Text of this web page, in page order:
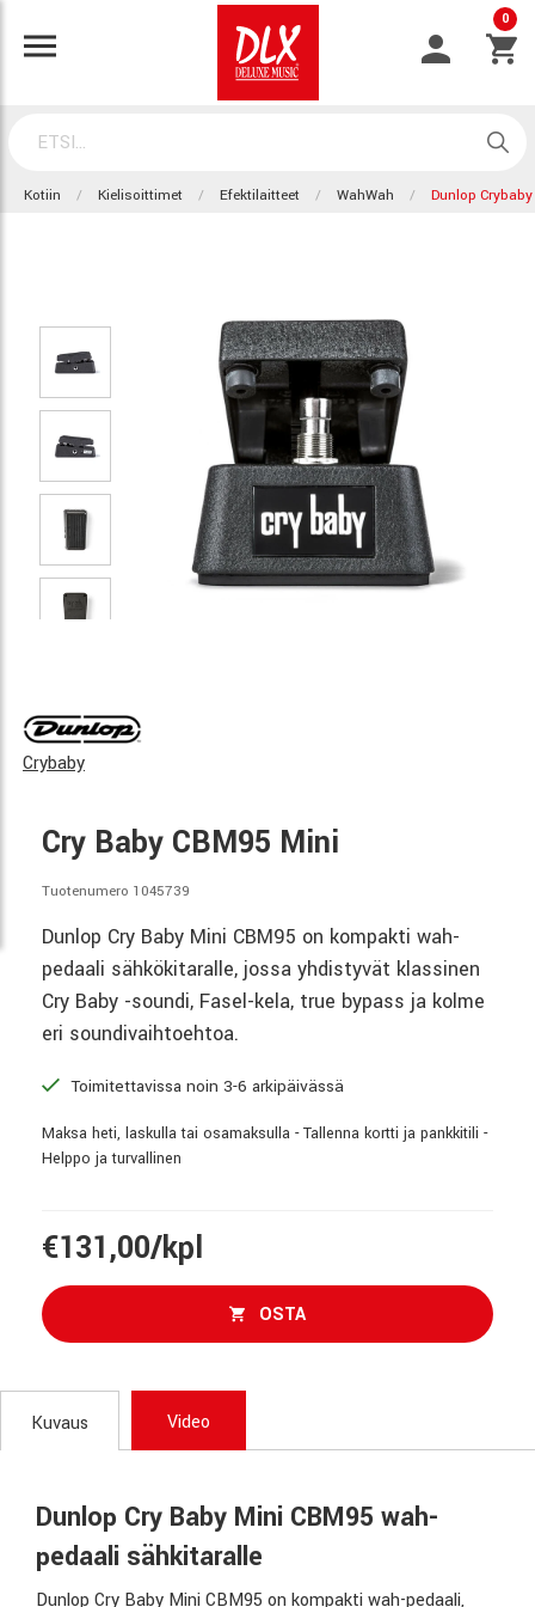
0
Kotiin Kielisoittimet Efektilaitteet WahWah Dunlop
Crybaby
Cry Baby CBM95 Mini
Tuotenumero 1045739
Dunlop Cry Baby Mini CBM95 on kompakti wah-
pedaali sähkökitaralle, jossa yhdistyvät klassinen
Cry Baby -soundi, Fasel-kela, true bypass ja kolme
eri soundivaihtoehtoa.
Toimitettavissa noin 3-6 arkipäivässä
Maksa heti, laskulla tai osamaksulla - Tallenna kortti ja pankkitili -
Helppo ja turvallinen
€131,00/kpl
OSTA
Kuvaus Video
Dunlop Cry Baby Mini CBM95 wah-
pedaali sähkitaralle
Dunlop Cry Baby Mini CBM95 on kompakti wah-pedaali,